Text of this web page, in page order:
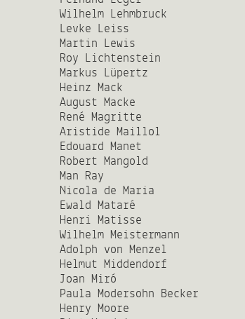
Wilhelm Lehmbruck
Levke Leiss
Martin Lewis
Roy Lichtenstein
Markus Lüpertz
Heinz Mack
August Macke
René Magritte
Aristide Maillol
Edouard Manet
Robert Mangold
Man Ray
Nicola de Maria
Ewald Mataré
Henri Matisse
Wilhelm Meistermann
Adolph von Menzel
Helmut Middendorf
Joan Miró
Paula Modersohn Becker
Henry Moore